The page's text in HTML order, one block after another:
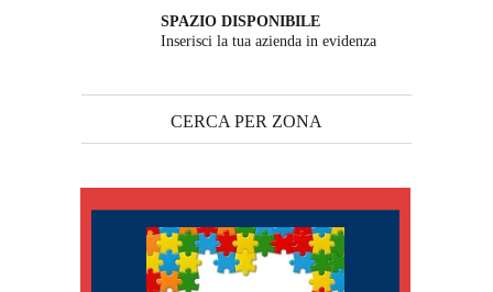
SPAZIO DISPONIBILE
Inserisci la tua azienda in evidenza
CERCA PER ZONA